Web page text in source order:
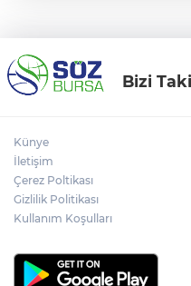
Bizi
Künye
İletişim
Çerez Poltikası
Gizlilik Politikası
Kullanım Koşulları